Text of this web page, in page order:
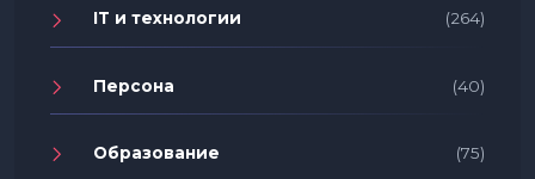
IT и технологии (264)
Персона (40)
Образование (75)